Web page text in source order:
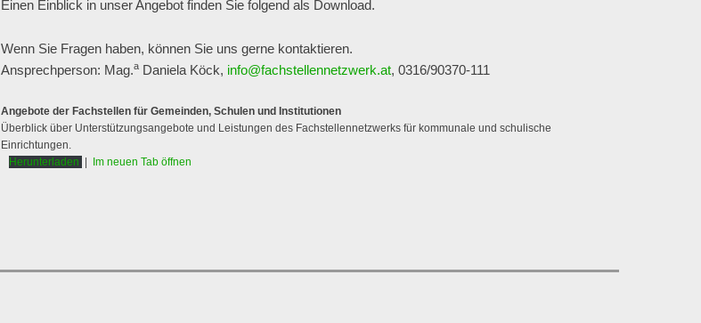
Einen Einblick in unser Angebot finden Sie folgend als Download.
Wenn Sie Fragen haben, können Sie uns gerne kontaktieren.
Ansprechperson: Mag.a Daniela Köck, info@fachstellennetzwerk.at, 0316/90370-111
Angebote der Fachstellen für Gemeinden, Schulen und Institutionen
Überblick über Unterstützungsangebote und Leistungen des Fachstellennetzwerks für kommunale und schulische
Einrichtungen.
Herunterladen
Im neuen Tab öffnen